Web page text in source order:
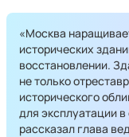
«Москва
исторических
восстановлении.
не только
исторического
для эксплуатации
рассказал глава